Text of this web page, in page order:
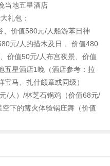
当地五星酒店
礼包：
、价值580元/人船游苯日神
元/人的措木及日 、价值480
价值50元/人布宫夜景、价值
五星酒店1晚（酒店参考：拉
马、扎什颇章或同级）
/人）/林芝石锅鸡（价值68元/
下的篝火体验锅庄舞（价值